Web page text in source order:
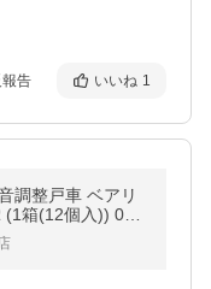
告 いいね 1
調整戸車 ベアリ
箱(12個入)) 093